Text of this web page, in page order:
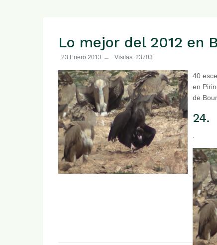
Lo mejor del 2012 en
23 Enero 2013 Visitas: 23703
40
en
de
24.